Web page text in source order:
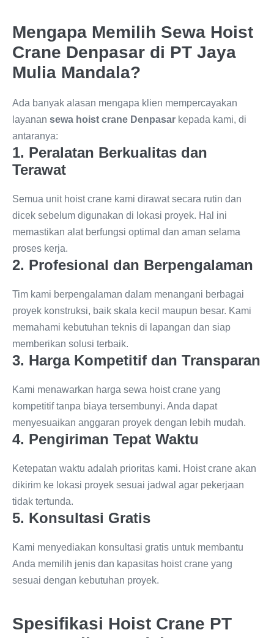
Mengapa Memilih Sewa Hoist
Crane Denpasar di PT Jaya
Mulia Mandala?
Ada banyak alasan mengapa klien mempercayakan
layanan sewa hoist crane Denpasar kepada kami, di
antaranya:
1. Peralatan Berkualitas dan
Terawat
Semua unit hoist crane kami dirawat secara rutin dan
dicek sebelum digunakan di lokasi proyek. Hal ini
memastikan alat berfungsi optimal dan aman selama
proses kerja.
2. Profesional dan Berpengalaman
Tim kami berpengalaman dalam menangani berbagai
proyek konstruksi, baik skala kecil maupun besar. Kami
memahami kebutuhan teknis di lapangan dan siap
memberikan solusi terbaik.
3. Harga Kompetitif dan Transparan
Kami menawarkan harga sewa hoist crane yang
kompetitif tanpa biaya tersembunyi. Anda dapat
menyesuaikan anggaran proyek dengan lebih mudah.
4. Pengiriman Tepat Waktu
Ketepatan waktu adalah prioritas kami. Hoist crane akan
dikirim ke lokasi proyek sesuai jadwal agar pekerjaan
tidak tertunda.
5. Konsultasi Gratis
Kami menyediakan konsultasi gratis untuk membantu
Anda memilih jenis dan kapasitas hoist crane yang
sesuai dengan kebutuhan proyek.
Spesifikasi Hoist Crane PT